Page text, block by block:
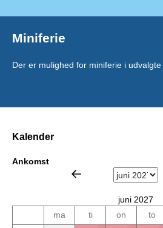
Miniferie
Der er mulighed for miniferie i
Kalender
Ankomst
juni 2027
ma
ti on to